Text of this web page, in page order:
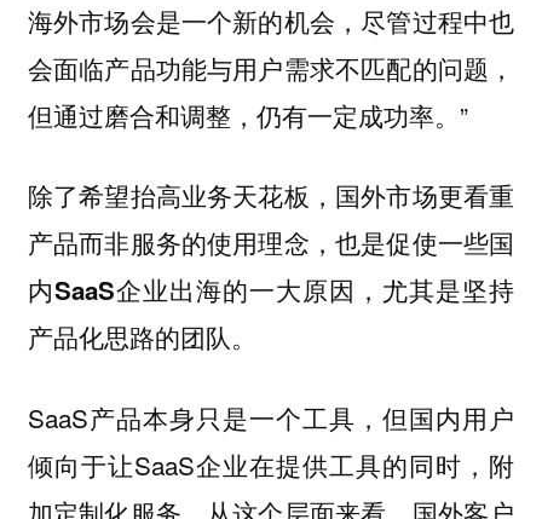
海外市场会是一个新的机会 ，尽管过程中也
会面临产品功能与用户需求不匹配的问题，
但通过磨合和调整，仍有一定成功率。”
除了希望抬高业务天花板， 国外市场更看重
产品而非服务的使用理念，也是促使一些国
内SaaS企业出海的一大原因，尤其是坚持
产品化思路的团队。
SaaS产品本身只是一个工具，但国内用户
倾向于让SaaS企业在提供工具的同时，附
加定制化服务。从这个层面来看，国外客户